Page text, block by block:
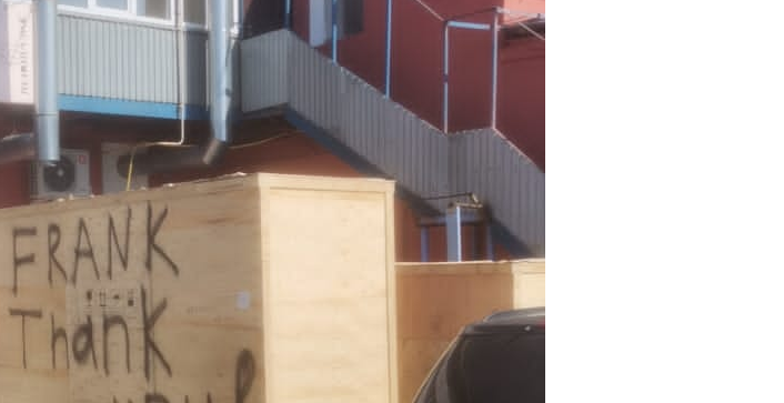
Macchina da stampa UV roll to roll
La macchina serigrafica automatica roll to
roll comprende principalmente un
Questa ribobinatrice è ideale per i produttori
che cercano efficienza, precisione e